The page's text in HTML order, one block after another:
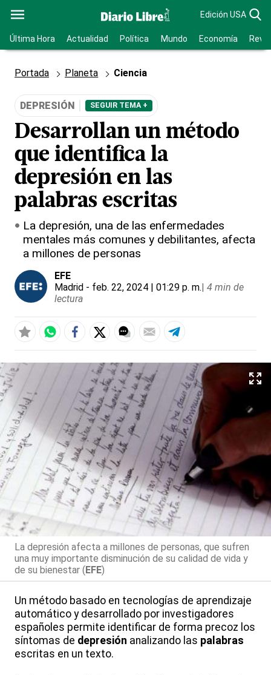
Edición USA
Última Hora Actualidad Política Mundo Economía
Portada Planeta Ciencia
DEPRESIÓN SEGUIR TEMA +
Desarrollan un método
que identifica la
depresión en las
palabras escritas
La depresión, una de las enfermedades
mentales más comunes y debilitantes, afecta
a millones de personas
EFE
Madrid - feb. 22, 2024 | 01:29 p. m.| 4 min de
lectura
La depresión afecta a millones de personas, que sufren
una muy importante disminución de su calidad de vida y
de su bienestar (EFE)
Un método basado en tecnologías de aprendizaje
automático y desarrollado por investigadores
españoles permite identificar de forma precoz los
síntomas de depresión analizando las palabras
escritas en un texto.